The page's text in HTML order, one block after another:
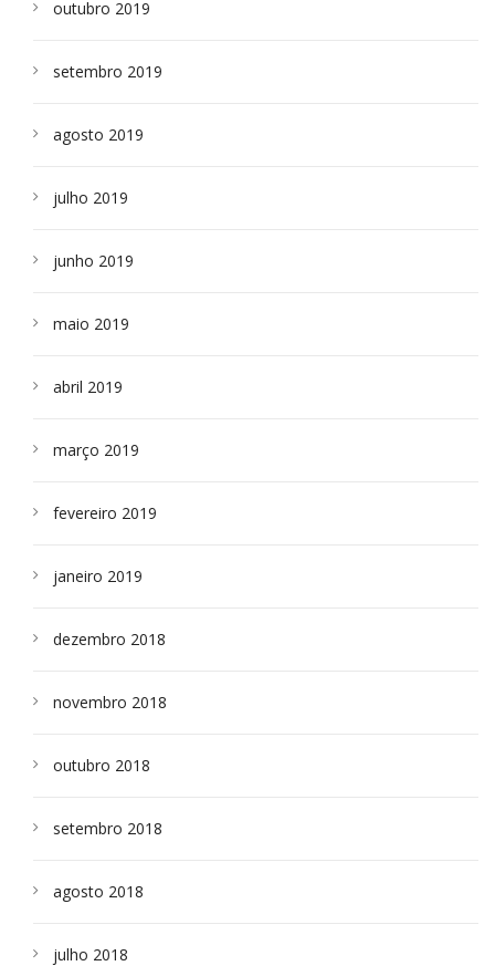
outubro 2019
setembro 2019
agosto 2019
julho 2019
junho 2019
maio 2019
abril 2019
março 2019
fevereiro 2019
janeiro 2019
dezembro 2018
novembro 2018
outubro 2018
setembro 2018
agosto 2018
julho 2018